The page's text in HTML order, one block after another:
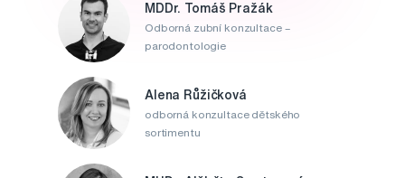
MDDr. Tomáš Pražák
Odborná zubní konzultace –
parodontologie
Alena Růžičková
odborná konzultace dětského
sortimentu